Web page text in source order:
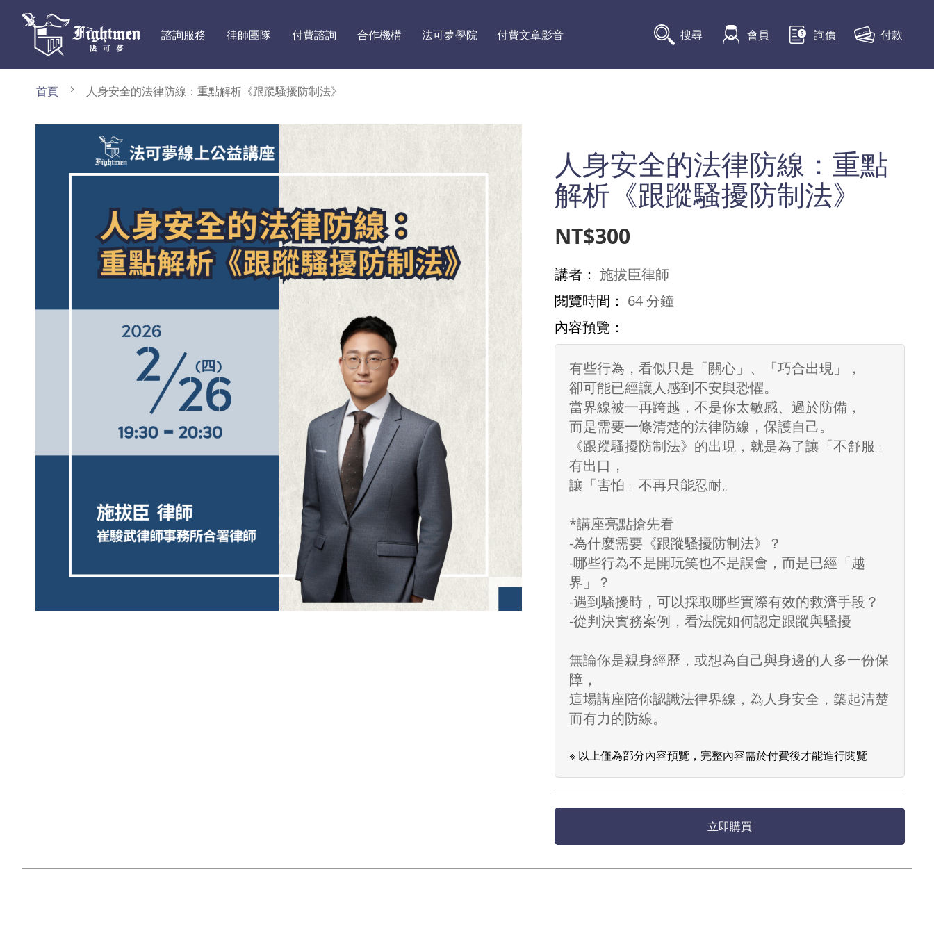
諮詢服務 律師團隊 付費諮詢 合作機構 法可夢學院 付費文章影音 搜尋 會員 詢價 付款
首頁 人身安全的法律防線：重點解析《跟蹤騷擾防制法》
Skip
人身安全的法律防線：重點
解析《跟蹤騷擾防制法》
NT$300
講者： 施拔臣律師
閱覽時間： 64 分鐘
內容預覽：
有些行為，看似只是「關心」、「巧合出現」，
卻可能已經讓人感到不安與恐懼。
當界線被一再跨越，不是你太敏感、過於防備，
而是需要一條清楚的法律防線，保護自己。
《跟蹤騷擾防制法》的出現，就是為了讓「不舒服」
有出口，
讓「害怕」不再只能忍耐。
*講座亮點搶先看
-為什麼需要《跟蹤騷擾防制法》？
-哪些行為不是開玩笑也不是誤會，而是已經「越
界」？
-遇到騷擾時，可以採取哪些實際有效的救濟手段？
-從判決實務案例，看法院如何認定跟蹤與騷擾
無論你是親身經歷，或想為自己與身邊的人多一份保
障，
這場講座陪你認識法律界線，為人身安全，築起清楚
而有力的防線。
※ 以上僅為部分內容預覽，完整內容需於付費後才能進行閱覽
立即購買